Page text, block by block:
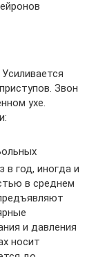
Звон
ухе.
в год, иногда и
в среднем
и давления
носит